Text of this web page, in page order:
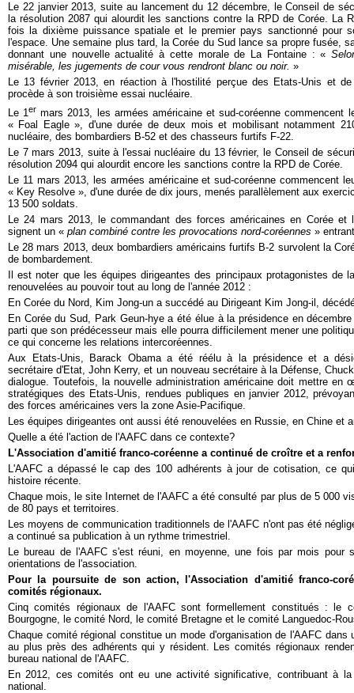
Le 22 janvier 2013, suite au lancement du 12 décembre, le Conseil de
la résolution 2087 qui alourdit les sanctions contre la RPD de Corée. La
fois la dixième puissance spatiale et le premier pays sanctionné pour
l'espace. Une semaine plus tard, la Corée du Sud lance sa propre fusée,
donnant une nouvelle actualité à cette morale de La Fontaine : «
misérable, les jugements de cour vous rendront blanc ou noir. »
Le 13 février 2013, en réaction à l'hostilité perçue des Etats-Unis et
procède à son troisième essai nucléaire.
Le 1er mars 2013, les armées américaine et sud-coréenne commencent
« Foal Eagle », d'une durée de deux mois et mobilisant notamment
nucléaire, des bombardiers B-52 et des chasseurs furtifs F-22.
Le 7 mars 2013, suite à l'essai nucléaire du 13 février, le Conseil de
résolution 2094 qui alourdit encore les sanctions contre la RPD de Corée.
Le 11 mars 2013, les armées américaine et sud-coréenne commencent
« Key Resolve », d'une durée de dix jours, menés parallèlement aux
13 500 soldats.
Le 24 mars 2013, le commandant des forces américaines en Corée et
signent un « plan combiné contre les provocations nord-coréennes »
Le 28 mars 2013, deux bombardiers américains furtifs B-2 survolent la
de bombardement.
Il est noter que les équipes dirigeantes des principaux protagonistes de
renouvelées au pouvoir tout au long de l'année 2012 :
En Corée du Nord, Kim Jong-un a succédé au Dirigeant Kim Jong-il,
En Corée du Sud, Park Geun-hye a été élue à la présidence en
parti que son prédécesseur mais elle pourra difficilement mener une
ce qui concerne les relations intercoréennes.
Aux Etats-Unis, Barack Obama a été réélu à la présidence et a
secrétaire d'Etat, John Kerry, et un nouveau secrétaire à la Défense,
dialogue. Toutefois, la nouvelle administration américaine doit mettre en
stratégiques des Etats-Unis, rendues publiques en janvier 2012,
des forces américaines vers la zone Asie-Pacifique.
Les équipes dirigeantes ont aussi été renouvelées en Russie, en Chine et
Quelle a été l'action de l'AAFC dans ce contexte?
L'Association d'amitié franco-coréenne a continué de croître et a
L'AAFC a dépassé le cap des 100 adhérents à jour de cotisation, ce
histoire récente.
Chaque mois, le site Internet de l'AAFC a été consulté par plus de 5 000
de 80 pays et territoires.
Les moyens de communication traditionnels de l'AAFC n'ont pas été
a continué sa publication à un rythme trimestriel.
Le bureau de l'AAFC s'est réuni, en moyenne, une fois par mois pour
orientations de l'association.
Pour la poursuite de son action, l'Association d'amitié franco-
comités régionaux.
Cinq comités régionaux de l'AAFC sont formellement constitués : le
Bourgogne, le comité Nord, le comité Bretagne et le comité Languedoc-
Chaque comité régional constitue un mode d'organisation de l'AAFC dans
au plus près des adhérents qui y résident. Les comités régionaux
bureau national de l'AAFC.
En 2012, ces comités ont eu une activité significative, contribuant à
national.